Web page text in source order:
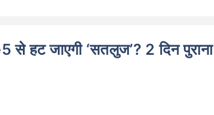
हट जाएगी ‘सतलुज’? 2 दिन पुराना